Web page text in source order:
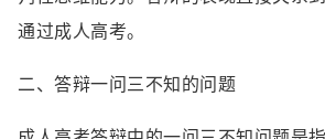
通过成人高考。
二、答辩一问三不知的问题